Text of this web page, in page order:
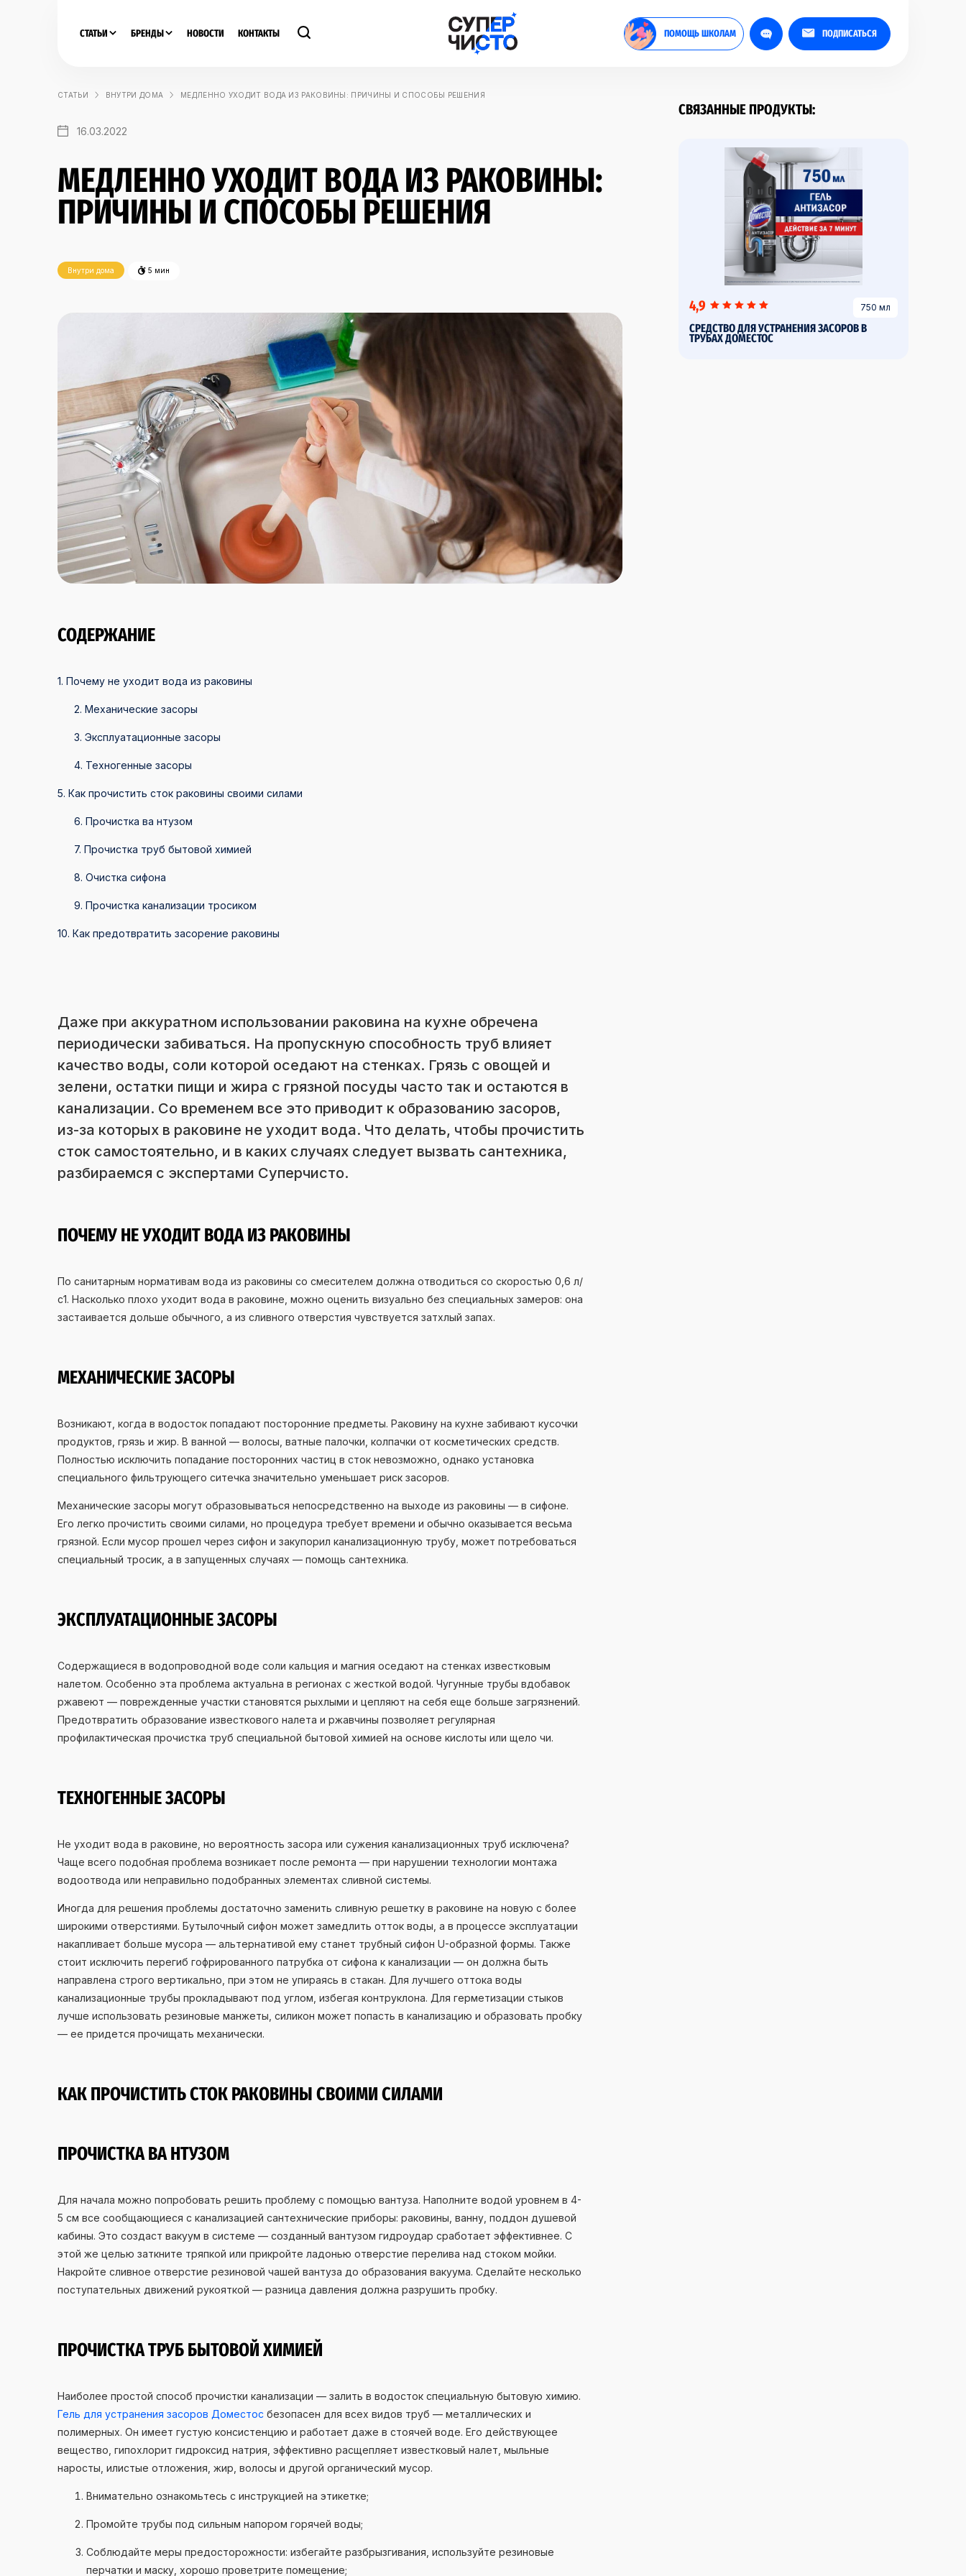
СТАТЬИ БРЕНДЫ НОВОСТИ КОНТАКТЫ ПОМОЩЬ ШКОЛАМ ПОДПИСАТЬСЯ
СТАТЬИ ВНУТРИ ДОМА МЕДЛЕННО УХОДИТ ВОДА ИЗ РАКОВИНЫ: ПРИЧИНЫ И СПОСОБЫ РЕШЕНИЯ
16.03.2022
МЕДЛЕННО УХОДИТ ВОДА ИЗ РАКОВИНЫ:
ПРИЧИНЫ И СПОСОБЫ РЕШЕНИЯ
Внутри дома 5 мин
СОДЕРЖАНИЕ
1. Почему не уходит вода из раковины
2. Механические засоры
3. Эксплуатационные засоры
4. Техногенные засоры
5. Как прочистить сток раковины своими силами
6. Прочистка ва нтузом
7. Прочистка труб бытовой химией
8. Очистка сифона
9. Прочистка канализации тросиком
10. Как предотвратить засорение раковины
Даже при аккуратном использовании раковина на кухне обречена
периодически забиваться. На пропускную способность труб влияет
качество воды, соли которой оседают на стенках. Грязь с овощей и
зелени, остатки пищи и жира с грязной посуды часто так и остаются в
канализации. Со временем все это приводит к образованию засоров,
из-за которых в раковине не уходит вода. Что делать, чтобы прочистить
сток самостоятельно, и в каких случаях следует вызвать сантехника,
разбираемся с экспертами Суперчисто.
ПОЧЕМУ НЕ УХОДИТ ВОДА ИЗ РАКОВИНЫ
По санитарным нормативам вода из раковины со смесителем должна отводиться со скоростью 0,6 л/
с1. Насколько плохо уходит вода в раковине, можно оценить визуально без специальных замеров: она
застаивается дольше обычного, а из сливного отверстия чувствуется затхлый запах.
МЕХАНИЧЕСКИЕ ЗАСОРЫ
Возникают, когда в водосток попадают посторонние предметы. Раковину на кухне забивают кусочки
продуктов, грязь и жир. В ванной — волосы, ватные палочки, колпачки от косметических средств.
Полностью исключить попадание посторонних частиц в сток невозможно, однако установка
специального фильтрующего ситечка значительно уменьшает риск засоров.
Механические засоры могут образовываться непосредственно на выходе из раковины — в сифоне.
Его легко прочистить своими силами, но процедура требует времени и обычно оказывается весьма
грязной. Если мусор прошел через сифон и закупорил канализационную трубу, может потребоваться
специальный тросик, а в запущенных случаях — помощь сантехника.
ЭКСПЛУАТАЦИОННЫЕ ЗАСОРЫ
Содержащиеся в водопроводной воде соли кальция и магния оседают на стенках известковым
налетом. Особенно эта проблема актуальна в регионах с жесткой водой. Чугунные трубы вдобавок
ржавеют — поврежденные участки становятся рыхлыми и цепляют на себя еще больше загрязнений.
Предотвратить образование известкового налета и ржавчины позволяет регулярная
профилактическая прочистка труб специальной бытовой химией на основе кислоты или щело чи.
ТЕХНОГЕННЫЕ ЗАСОРЫ
Не уходит вода в раковине, но вероятность засора или сужения канализационных труб исключена?
Чаще всего подобная проблема возникает после ремонта — при нарушении технологии монтажа
водоотвода или неправильно подобранных элементах сливной системы.
Иногда для решения проблемы достаточно заменить сливную решетку в раковине на новую с более
широкими отверстиями. Бутылочный сифон может замедлить отток воды, а в процессе эксплуатации
накапливает больше мусора — альтернативой ему станет трубный сифон U-образной формы. Также
стоит исключить перегиб гофрированного патрубка от сифона к канализации — он должна быть
направлена строго вертикально, при этом не упираясь в стакан. Для лучшего оттока воды
канализационные трубы прокладывают под углом, избегая контруклона. Для герметизации стыков
лучше использовать резиновые манжеты, силикон может попасть в канализацию и образовать пробку
— ее придется прочищать механически.
КАК ПРОЧИСТИТЬ СТОК РАКОВИНЫ СВОИМИ СИЛАМИ
ПРОЧИСТКА ВА НТУЗОМ
Для начала можно попробовать решить проблему с помощью вантуза. Наполните водой уровнем в 4-
5 см все сообщающиеся с канализацией сантехнические приборы: раковины, ванну, поддон душевой
кабины. Это создаст вакуум в системе — созданный вантузом гидроудар сработает эффективнее. С
этой же целью заткните тряпкой или прикройте ладонью отверстие перелива над стоком мойки.
Накройте сливное отверстие резиновой чашей вантуза до образования вакуума. Сделайте несколько
поступательных движений рукояткой — разница давления должна разрушить пробку.
ПРОЧИСТКА ТРУБ БЫТОВОЙ ХИМИЕЙ
Наиболее простой способ прочистки канализации — залить в водосток специальную бытовую химию.
Гель для устранения засоров Доместос безопасен для всех видов труб — металлических и
полимерных. Он имеет густую консистенцию и работает даже в стоячей воде. Его действующее
вещество, гипохлорит гидроксид натрия, эффективно расщепляет известковый налет, мыльные
наросты, илистые отложения, жир, волосы и другой органический мусор.
Внимательно ознакомьтесь с инструкцией на этикетке;
Промойте трубы под сильным напором горячей воды;
Соблюдайте меры предосторожности: избегайте разбрызгивания, используйте резиновые
перчатки и маску, хорошо проветрите помещение;
СВЯЗАННЫЕ ПРОДУКТЫ:
4,9 750 мл
СРЕДСТВО ДЛЯ УСТРАНЕНИЯ ЗАСОРОВ В
ТРУБАХ ДОМЕСТОС